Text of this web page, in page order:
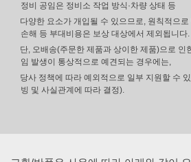
정비 공임은 정비소 작업 방식·차량 상태 등
다양한 요소가 개입될 수 있으므로, 원칙적으
손해 등 부대비용은 보상 대상에서 제외됩니다.
단, 오배송(주문한 제품과 상이한 제품)으로 인
임 발생이 통상적으로 예견되는 경우에는,
당사 정책에 따라 예외적으로 일부 지원할 수
빙 및 사실관계에 따라 결정).